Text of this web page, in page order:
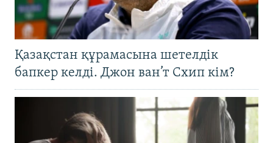
Қазақстан құрамасына шетелдік
бапкер келді. Джон ван’т Схип кім?